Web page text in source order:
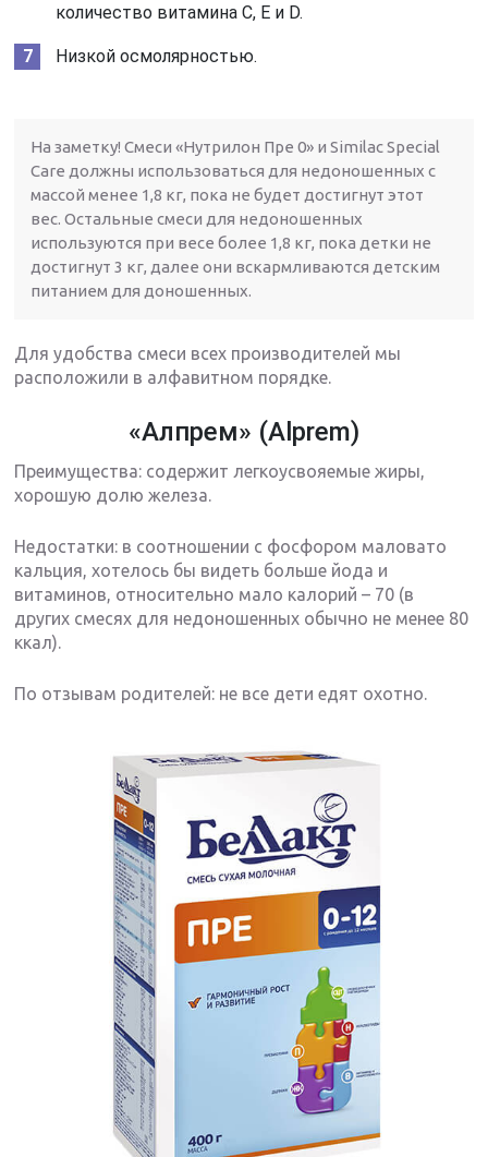
количество витамина С, Е и D.
Низкой осмолярностью.
На заметку! Смеси «Нутрилон Пре 0» и Similac Special
Care должны использоваться для недоношенных с
массой менее 1,8 кг, пока не будет достигнут этот
вес. Остальные смеси для недоношенных
используются при весе более 1,8 кг, пока детки не
достигнут 3 кг, далее они вскармливаются детским
питанием для доношенных.
Для удобства смеси всех производителей мы
расположили в алфавитном порядке.
«Алпрем» (Alprem)
Преимущества: содержит легкоусвояемые жиры,
хорошую долю железа.
Недостатки: в соотношении с фосфором маловато
кальция, хотелось бы видеть больше йода и
витаминов, относительно мало калорий – 70 (в
других смесях для недоношенных обычно не менее 80
ккал).
По отзывам родителей: не все дети едят охотно.